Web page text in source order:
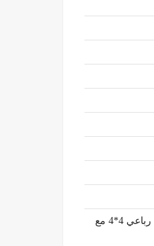
SUV car rental – تأجير سيارات دفع رباعي 4*4 مع